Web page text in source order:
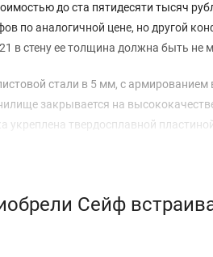
до ста пятидесяти тысяч
по аналогичной цене, но другой
в стену ее толщина должна быть не
стали в 5 мм, с
закрывается на
укреплена твердосплавной
вида предохраняет от
Сейф